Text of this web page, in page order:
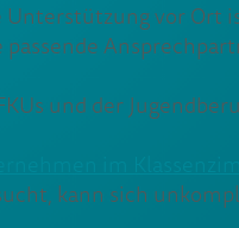
vor Ort
und der
kann sich